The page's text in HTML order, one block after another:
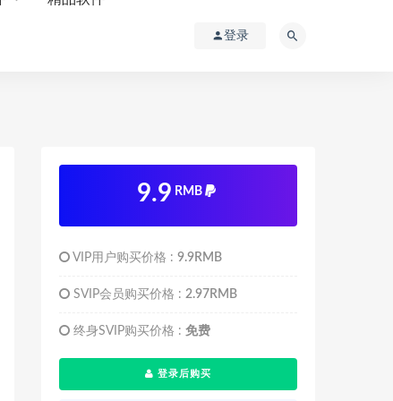
登录
9.9 RMB
VIP用户购买价格 : 9.9RMB
SVIP会员购买价格 : 2.97RMB
终身SVIP购买价格 : 免费
登录后购买